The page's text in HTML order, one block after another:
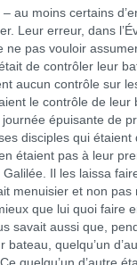
moins certains
Leur erreur, dans
ne pas vouloir
de contrôler leur
aucun contrôle sur
le contrôle de leur
épuisante de
disciples qui étaient
étaient pas à leur
Galilée. Il les laissa
menuisier et non pas
que lui quoi faire
savait aussi que,
bateau, quelqu’un